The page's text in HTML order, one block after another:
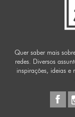
Quer saber mais
redes. Diversos
inspirações, ideias e